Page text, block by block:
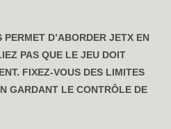
D’ABORDER JETX EN
PAS QUE LE JEU DOIT
FIXEZ-VOUS DES LIMITES
GARDANT LE CONTRÔLE DE